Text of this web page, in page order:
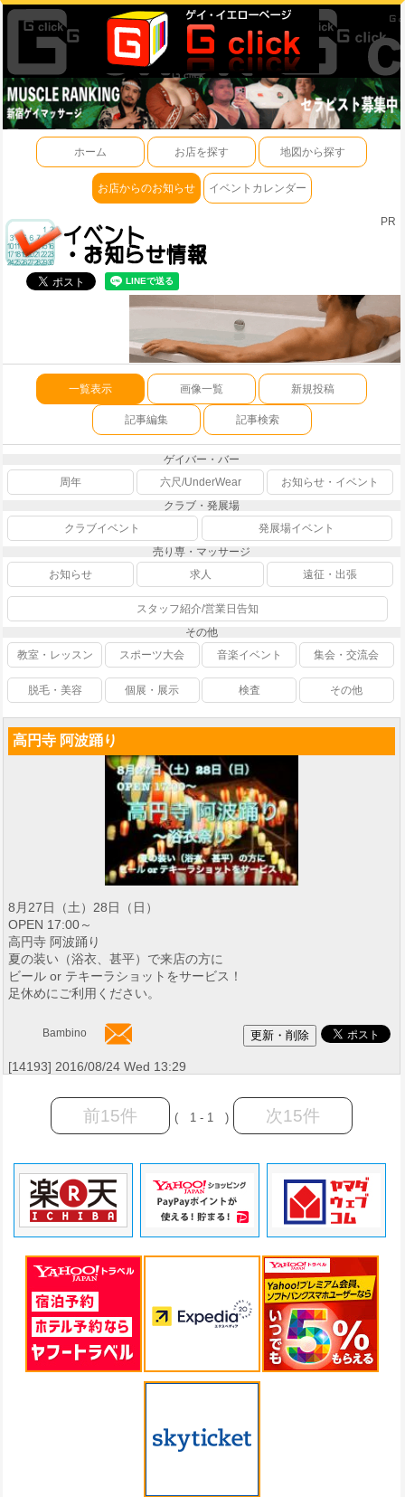
ホーム お店を探す 地図から探す
お店からのお知らせ イベントカレンダー
PR
一覧表示 画像一覧 新規投稿
記事編集 記事検索
ゲイバー・バー
周年
六尺/UnderWear
お知らせ・イベント
クラブ・発展場
クラブイベント
発展場イベント
売り専・マッサージ
お知らせ
求人 遠征・出張
スタッフ紹介/営業日告知
その他
教室・レッスン
スポーツ大会 音楽イベント 集会・交流会
脱毛・美容 個展・展示 検査 その他
高円寺 阿波踊り
8月27日（土）28日（日）
OPEN 17:00～
高円寺 阿波踊り
夏の装い（浴衣、甚平）で来店の方に
ビール or テキーラショットをサービス！
足休めにご利用ください。
Bambino
[14193] 2016/08/24 Wed 13:29
前15件 ( 1 - 1 ) 次15件